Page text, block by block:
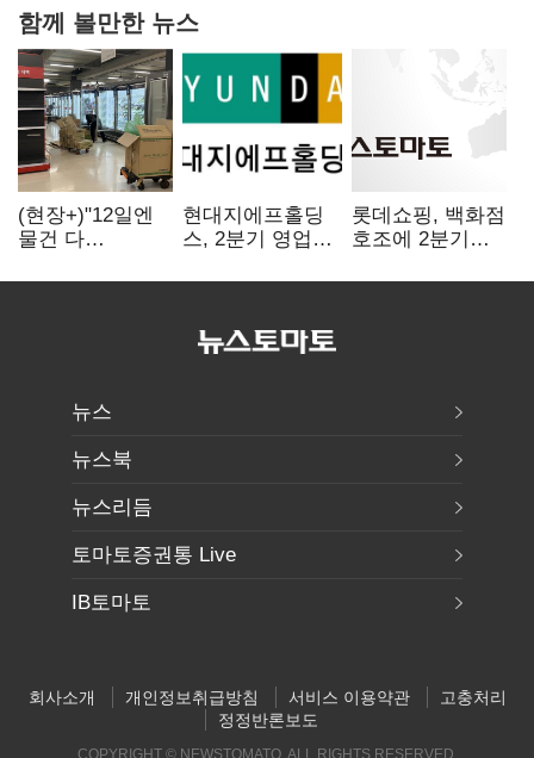
함께 볼만한 뉴스
(현장+)"12일엔
물건 다
매대 채우며 문
현대지에프홀딩
스, 2분기 영업익
규모 자사주 매입
롯데쇼핑, 백화점
호조에 2분기
급증
뉴스
뉴스북
뉴스리듬
토마토증권통 Live
IB토마토
회사소개 개인정보취급방침 서비스 이용약관
고충처리
정정반론보도
COPYRIGHT © NEWSTOMATO. ALL RIGHTS RESERVED.